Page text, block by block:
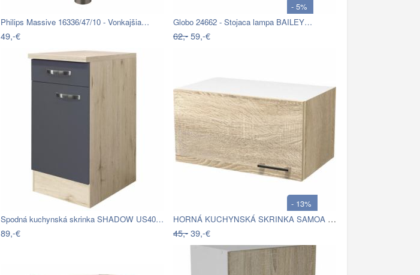
Philips Massive 16336/47/10 - Vonkajšia…
49,-€
- 5%
Globo 24662 - Stojaca lampa BAILEY…
62,-59,-€
Spodná kuchynská skrinka SHADOW US40…
89,-€
- 13%
HORNÁ KUCHYNSKÁ SKRINKA SAMOA KH 60
45,-39,-€